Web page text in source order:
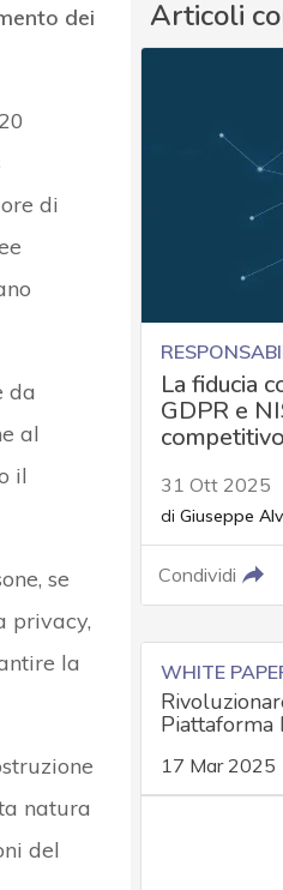
dei
di
da
al
il
se
privacy,
la
natura
del
Articoli
La fiducia
GDPR e
competitivo
31 Ott 2025
di Giuseppe
Condividi
WHITE
Piattaforma
17 Mar 2025